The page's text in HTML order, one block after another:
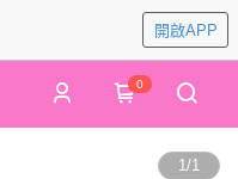
開啟APP
0
1/1